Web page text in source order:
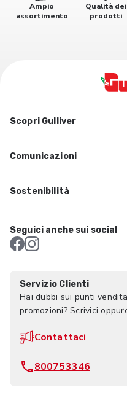
Ampio
assortimento
Qualità dei
prodotti
Scopri Gulliver
Comunicazioni
Sostenibilità
Seguici anche sui social
Servizio Clienti
Hai dubbi sui punti
promozioni? Scrivici
Contattaci
800753346